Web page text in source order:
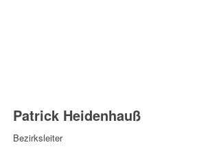
Patrick Heidenhauß
Bezirksleiter